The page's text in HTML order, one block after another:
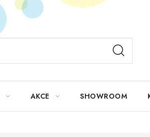
AKCE SHOWROOM